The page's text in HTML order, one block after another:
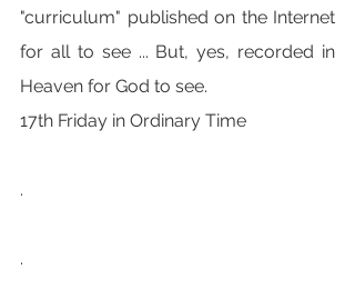
"curriculum" published on the Internet
for all to see ... But, yes, recorded in
Heaven for God to see.
17th Friday in Ordinary Time
.
.